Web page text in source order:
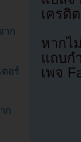
เครดิ
หากไ
แถบก
เพจ
าก
อร์
ก